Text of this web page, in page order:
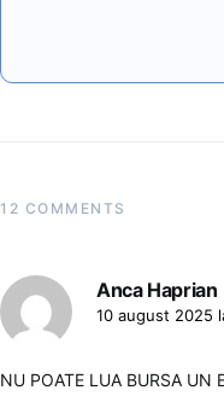
12 COMMENTS
Anca Haprian
10 august 2025
NU POATE LUA BURSA